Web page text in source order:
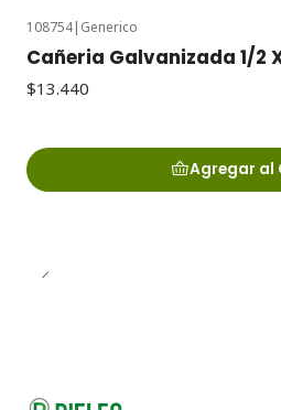
108754| Generico
Cañeria Galvanizada 1/2
$13.440
Agregar al